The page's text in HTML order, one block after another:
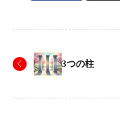
3つの柱